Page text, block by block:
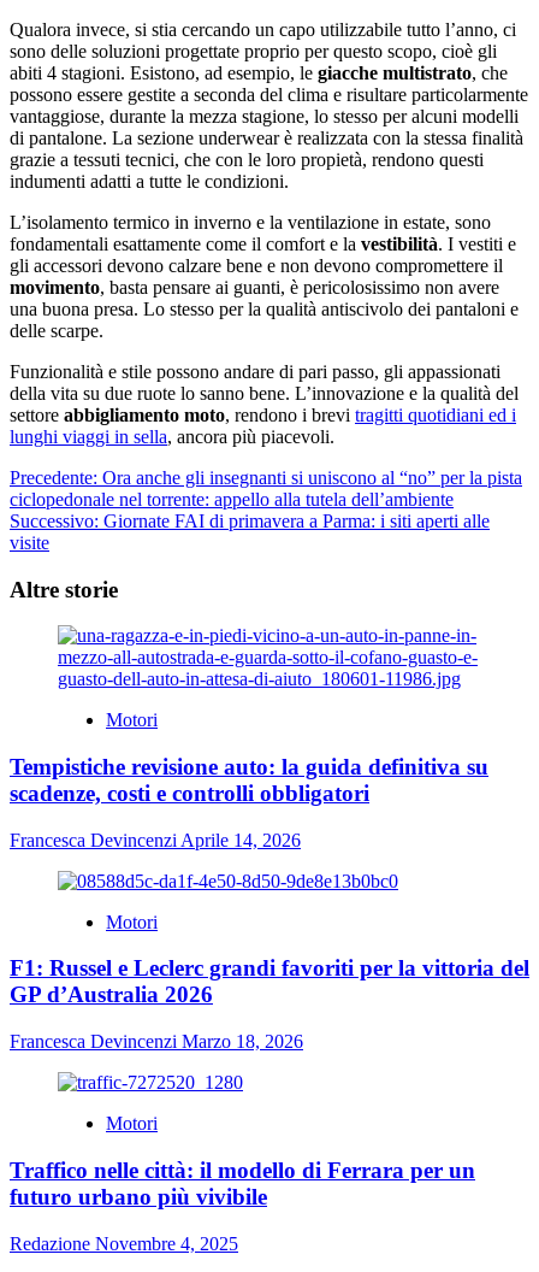
Qualora invece, si stia cercando un capo utilizzabile tutto l’anno, ci
sono delle soluzioni progettate proprio per questo scopo, cioè gli
abiti 4 stagioni. Esistono, ad esempio, le giacche multistrato, che
possono essere gestite a seconda del clima e risultare particolarmente
vantaggiose, durante la mezza stagione, lo stesso per alcuni modelli
di pantalone. La sezione underwear è realizzata con la stessa finalità
grazie a tessuti tecnici, che con le loro propietà, rendono questi
indumenti adatti a tutte le condizioni.
L’isolamento termico in inverno e la ventilazione in estate, sono
fondamentali esattamente come il comfort e la vestibilità. I vestiti e
gli accessori devono calzare bene e non devono compromettere il
movimento, basta pensare ai guanti, è pericolosissimo non avere
una buona presa. Lo stesso per la qualità antiscivolo dei pantaloni e
delle scarpe.
Funzionalità e stile possono andare di pari passo, gli appassionati
della vita su due ruote lo sanno bene. L’innovazione e la qualità del
settore abbigliamento moto, rendono i brevi tragitti quotidiani ed i
lunghi viaggi in sella, ancora più piacevoli.
Navigazione
articolo
Precedente: Ora anche gli insegnanti si uniscono al “no” per la pista
ciclopedonale nel torrente: appello alla tutela dell’ambiente
Successivo: Giornate FAI di primavera a Parma: i siti aperti alle
visite
Altre storie
Motori
Tempistiche revisione auto: la guida definitiva su
scadenze, costi e controlli obbligatori
Francesca Devincenzi Aprile 14, 2026
Motori
F1: Russel e Leclerc grandi favoriti per la vittoria del
GP d’Australia 2026
Francesca Devincenzi Marzo 18, 2026
Motori
Traffico nelle città: il modello di Ferrara per un
futuro urbano più vivibile
Redazione Novembre 4, 2025